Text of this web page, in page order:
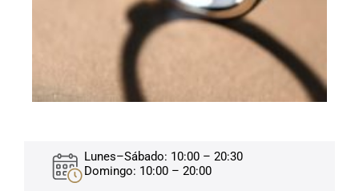
Lunes–Sábado: 10:00 – 20:30
Domingo: 10:00 – 20:00